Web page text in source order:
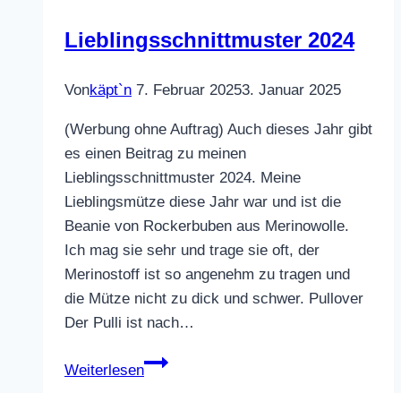
Lieblingsschnittmuster 2024
Vonkäpt`n 7. Februar 20253. Januar 2025
(Werbung ohne Auftrag) Auch dieses Jahr gibt
es einen Beitrag zu meinen
Lieblingsschnittmuster 2024. Meine
Lieblingsmütze diese Jahr war und ist die
Beanie von Rockerbuben aus Merinowolle.
Ich mag sie sehr und trage sie oft, der
Merinostoff ist so angenehm zu tragen und
die Mütze nicht zu dick und schwer. Pullover
Der Pulli ist nach…
Weiterlesen
Lieblingsschnittmuster